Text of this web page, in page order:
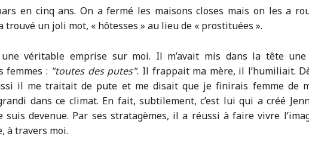
en cinq ans. On a fermé les maisons closes mais on les a
trouvé un joli mot, « hôtesses » au lieu de « prostituées ».
véritable emprise sur moi. Il m’avait mis dans la tête une
femmes :
toutes des putes . Il frappait ma mère, il l’humiliait.
il me traitait de pute et me disait que je finirais femme de
dans ce climat. En fait, subtilement, c’est lui qui a créé
devenue. Par ses stratagèmes, il a réussi à faire vivre
à travers moi.